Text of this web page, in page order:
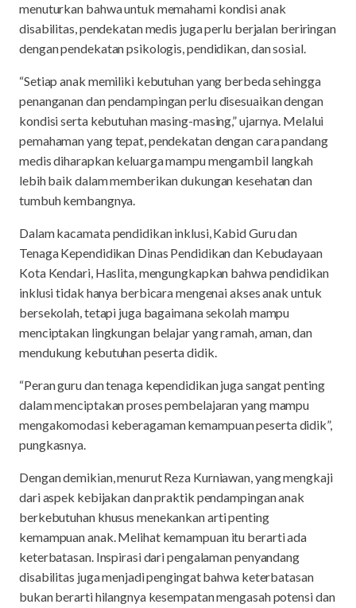
menuturkan bahwa untuk memahami kondisi anak
disabilitas, pendekatan medis juga perlu berjalan beriringan
dengan pendekatan psikologis, pendidikan, dan sosial.
“Setiap anak memiliki kebutuhan yang berbeda sehingga
penanganan dan pendampingan perlu disesuaikan dengan
kondisi serta kebutuhan masing-masing,” ujarnya. Melalui
pemahaman yang tepat, pendekatan dengan cara pandang
medis diharapkan keluarga mampu mengambil langkah
lebih baik dalam memberikan dukungan kesehatan dan
tumbuh kembangnya.
Dalam kacamata pendidikan inklusi, Kabid Guru dan
Tenaga Kependidikan Dinas Pendidikan dan Kebudayaan
Kota Kendari, Haslita, mengungkapkan bahwa pendidikan
inklusi tidak hanya berbicara mengenai akses anak untuk
bersekolah, tetapi juga bagaimana sekolah mampu
menciptakan lingkungan belajar yang ramah, aman, dan
mendukung kebutuhan peserta didik.
“Peran guru dan tenaga kependidikan juga sangat penting
dalam menciptakan proses pembelajaran yang mampu
mengakomodasi keberagaman kemampuan peserta didik”,
pungkasnya.
Dengan demikian, menurut Reza Kurniawan, yang mengkaji
dari aspek kebijakan dan praktik pendampingan anak
berkebutuhan khusus menekankan arti penting
kemampuan anak. Melihat kemampuan itu berarti ada
keterbatasan. Inspirasi dari pengalaman penyandang
disabilitas juga menjadi pengingat bahwa keterbatasan
bukan berarti hilangnya kesempatan mengasah potensi dan